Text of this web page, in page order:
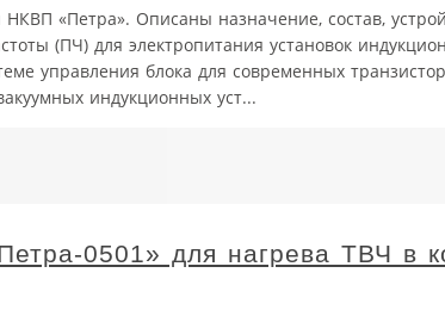
«Петра». Описаны назначение, состав,
(ПЧ) для электропитания установок
управления блока для современных
индукционных уст...
0501» для нагрева ТВЧ в